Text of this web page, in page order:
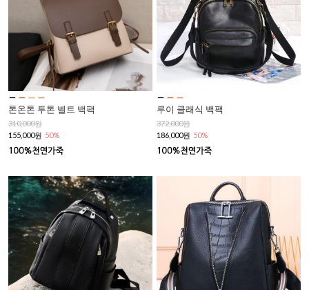
톤온톤 투톤 벨트 백팩
310,000원
155,000원 50%
루이 클래식 백팩
372,000원
186,000원 50%